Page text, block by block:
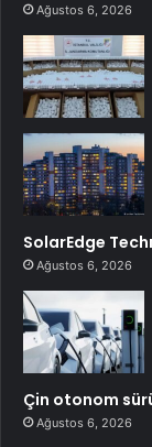
Ağustos 6, 2026
SolarEdge
Ağustos 6, 2026
Çin otonom
Ağustos 6, 2026